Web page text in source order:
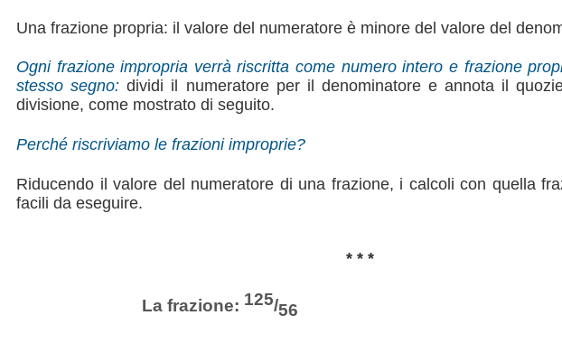
Una frazione propria: il valore del numeratore è minore del valore del
Ogni frazione impropria verrà riscritta come numero intero e frazione
stesso segno:dividi il numeratore per il denominatore e annota il
divisione, come mostrato di seguito.
Perché riscriviamo le frazioni improprie?
Riducendo il valore del numeratore di una frazione, i calcoli con quella
facili da eseguire.
* * *
La frazione: 125/56